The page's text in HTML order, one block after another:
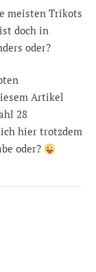
meisten Trikots
doch in
oder?
Artikel
28
hier trotzdem
oder?